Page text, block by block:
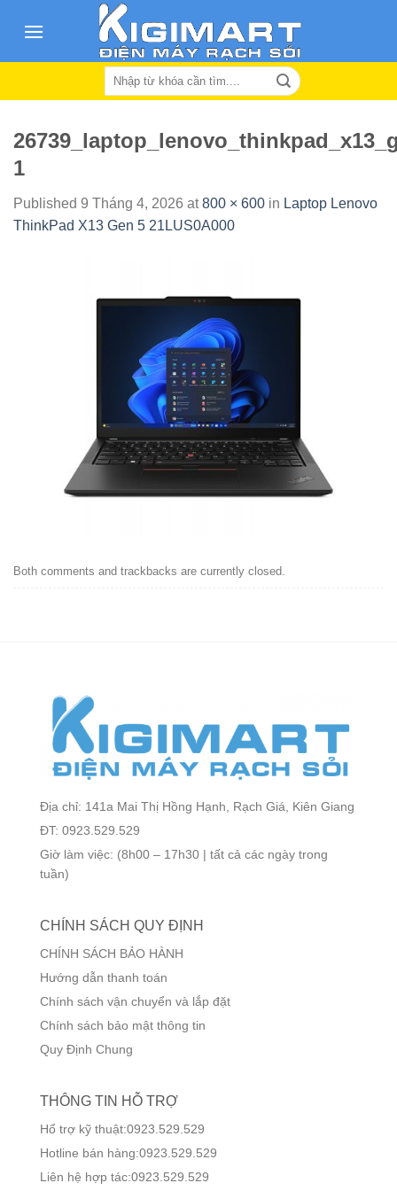
Search
1
Published 9 Tháng 4, 2026 at800 × 600 in Laptop Lenovo
ThinkPad X13 Gen 5 21LUS0A000
Both comments and trackbacks are currently closed.
Địa chỉ: 141a Mai Thị Hồng Hạnh, Rạch Giá, Kiên Giang
ĐT: 0923.529.529
Giờ làm việc: (8h00 – 17h30 | tất cả các ngày trong
tuần)
CHÍNH SÁCH QUY ĐỊNH
CHÍNH SÁCH BẢO HÀNH
Hướng dẫn thanh toán
Chính sách vận chuyển và lắp đặt
Chính sách bảo mật thông tin
Quy Định Chung
THÔNG TIN HỖ TRỢ
Hổ trợ kỹ thuật:0923.529.529
Hotline bán hàng:0923.529.529
Liên hệ hợp tác:0923.529.529